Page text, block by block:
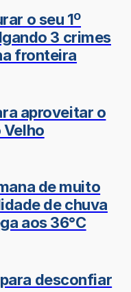
o seu 1º
3 crimes
fronteira
aproveitar o
Velho
de muito
de chuva
aos 36°C
desconfiar